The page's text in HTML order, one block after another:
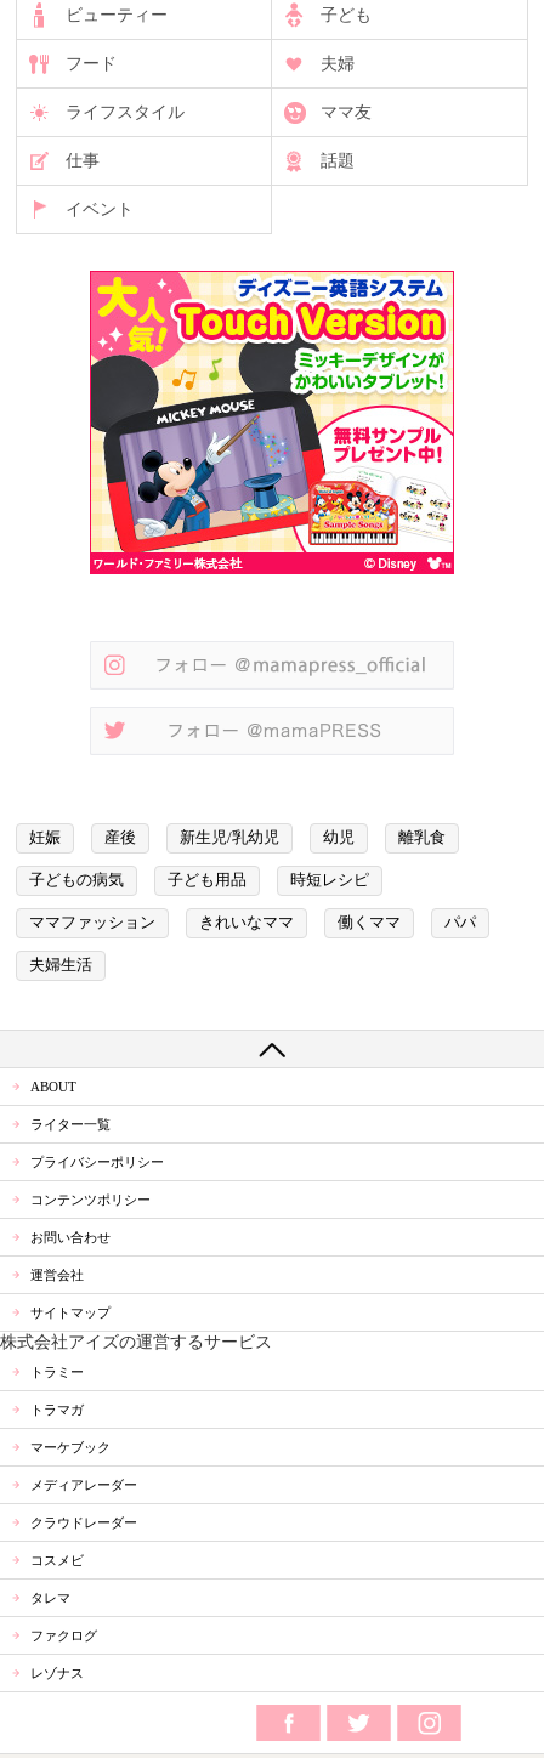
ビューティー 子ども
フード 夫婦
ライフスタイル ママ友
仕事 話題
イベント
妊娠 産後 新生児/乳幼児 幼児 離乳食
子どもの病気 子ども用品 時短レシピ
ママファッション きれいなママ 働くママ パパ
夫婦生活
ABOUT
ライター一覧
プライバシーポリシー
コンテンツポリシー
お問い合わせ
運営会社
サイトマップ
株式会社アイズの運営するサービス
トラミー
トラマガ
マーケブック
メディアレーダー
クラウドレーダー
コスメビ
タレマ
ファクログ
レゾナス